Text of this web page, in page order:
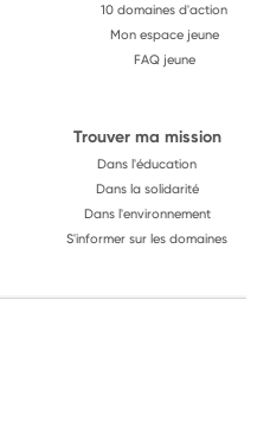
10 domaines d'action
Mon espace jeune
FAQ jeune
Trouver ma mission
Dans l'éducation
Dans la solidarité
Dans l'environnement
S'informer sur les domaines